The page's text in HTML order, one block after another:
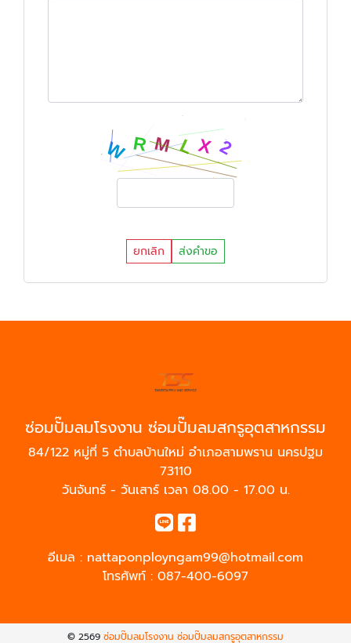
ยกเลิก ส่งคำขอ
ซ่อมปั๊มลมโรงงาน ซ่อมปั๊มลมสกรูอุตสาหกรรม
84/122 หมู่ที่ 5 ตำบลบ้านใหม่ อำเภอสามพราน นครปฐม
73110
วันจันทร์ - วันเสาร์ เวลา 08.00 - 17.00 น.
อีเมล : nattaponployngam99@hotmail.com
โทรศัพท์ : 087-400-6097
© 2569 ซ่อมปั๊มลมโรงงาน ซ่อมปั๊มลมสกรูอุตสาหกรรม